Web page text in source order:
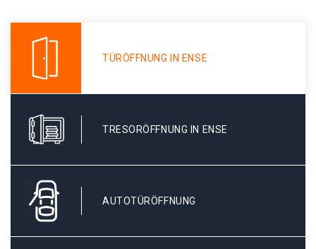
TÜRÖFFNUNG IN ENSE
TRESORÖFFNUNG IN ENSE
AUTOTÜRÖFFNUNG